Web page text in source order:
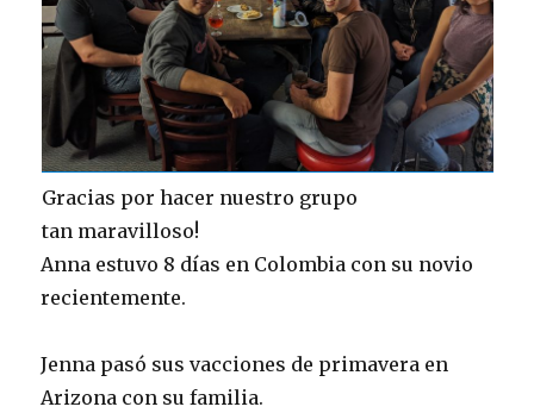
Gracias por hacer nuestro grupo
tan maravilloso!
Anna estuvo 8 días en Colombia con su novio
recientemente.
Jenna pasó sus vacciones de primavera en
Arizona con su familia.